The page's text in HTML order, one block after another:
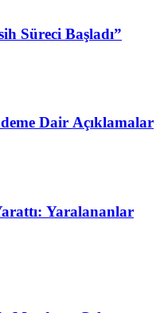
Süreci Başladı”
Dair Açıklamalar
Yaralananlar